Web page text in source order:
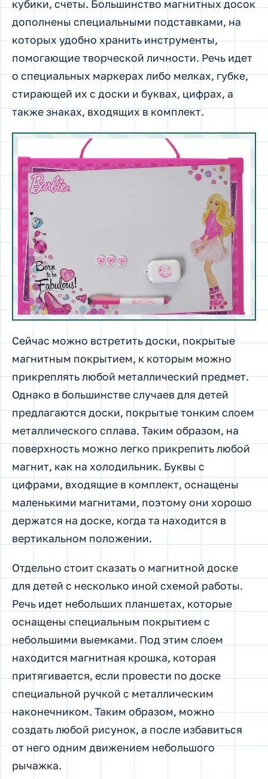
кубики, счеты. Большинство магнитных досок
дополнены специальными подставками, на
которых удобно хранить инструменты,
помогающие творческой личности. Речь идет
о специальных маркерах либо мелках, губке,
стирающей их с доски и буквах, цифрах, а
также знаках, входящих в комплект.
Сейчас можно встретить доски, покрытые
магнитным покрытием, к которым можно
прикреплять любой металлический предмет.
Однако в большинстве случаев для детей
предлагаются доски, покрытые тонким слоем
металлического сплава. Таким образом, на
поверхность можно легко прикрепить любой
магнит, как на холодильник. Буквы с
цифрами, входящие в комплект, оснащены
маленькими магнитами, поэтому они хорошо
держатся на доске, когда та находится в
вертикальном положении.
Отдельно стоит сказать о магнитной доске
для детей с несколько иной схемой работы.
Речь идет небольших планшетах, которые
оснащены специальным покрытием с
небольшими выемками. Под этим слоем
находится магнитная крошка, которая
притягивается, если провести по доске
специальной ручкой с металлическим
наконечником. Таким образом, можно
создать любой рисунок, а после избавиться
от него одним движением небольшого
рычажка.